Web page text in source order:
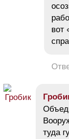
вот
туда